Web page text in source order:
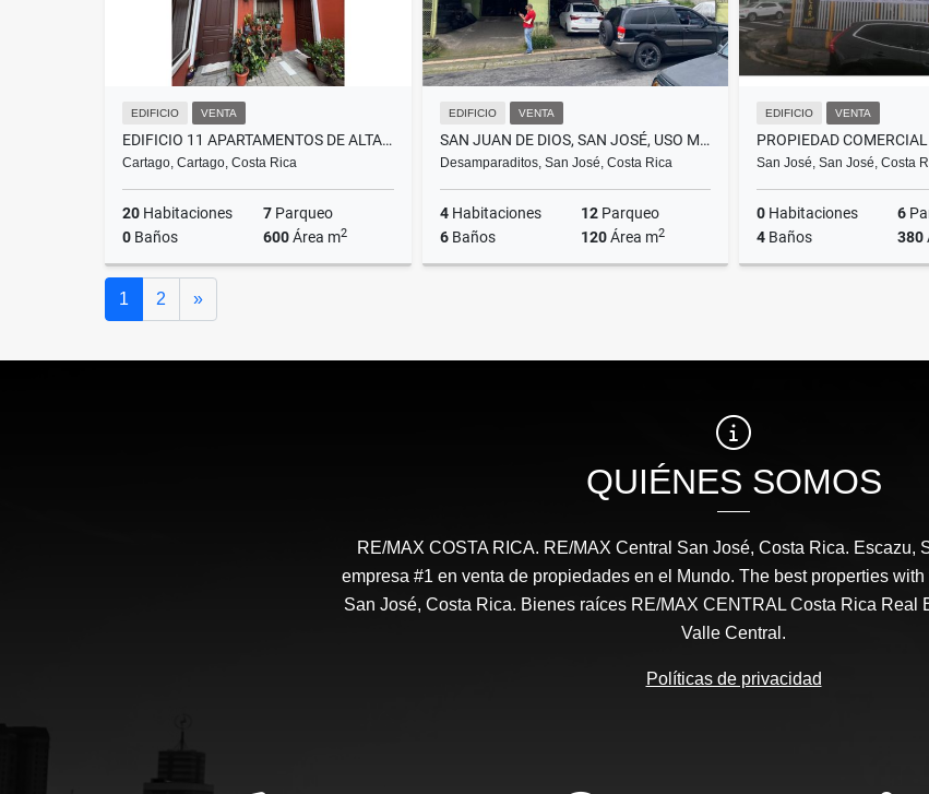
EDIFICIO VENTA
EDIFICIO 11 APARTAMENTOS DE ALTA RENTABILIDAD. CARTAGO CR MM
Cartago, Cartago, Costa Rica
20 Habitaciones 7 Parqueo
0 Baños 600Área m2
EDIFICIO VENTA
SAN JUAN DE DIOS, SAN JOSÉ, USO MIXTO, LUBRICENTRO. DESAMPARADOS MM
Desamparaditos, San José, Costa Rica
4Habitaciones 12Parqueo
6Baños 120Área m2
EDIFICIO VENTA
San José, San José, Costa
0 Habitaciones 6
4 Baños 380
1 2 »Siguiente
QUIÉNES SOMOS
RE/MAX COSTA RICA. RE/MAX Central San José, Costa Rica. Escazu,
empresa #1 en venta de propiedades en el Mundo. The best properties
San José, Costa Rica. Bienes raíces RE/MAX CENTRAL Costa Rica Real
Valle Central.
Políticas de privacidad